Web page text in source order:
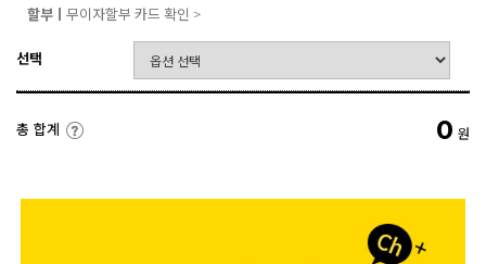
할부ㅣ 무이자할부 카드 확인 >
선택
총 합계 0 원